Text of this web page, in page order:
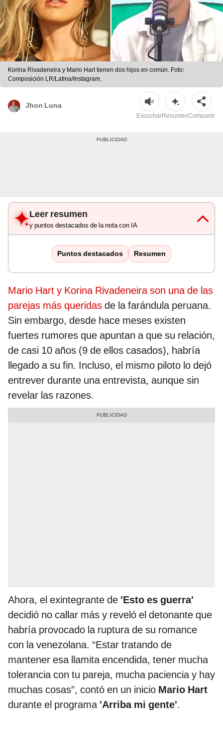
Korina Rivadeneira y Mario Hart tienen dos hijos en común. Foto:
Composición LR/Latina/Instagram.
Jhon Luna
EscucharResumenCompartir
Leer resumen
y puntos destacados de la nota con IA
Puntos destacados Resumen
Mario Hart y Korina Rivadeneira son una de las
parejas más queridas de la farándula peruana.
Sin embargo, desde hace meses existen
fuertes rumores que apuntan a que su relación,
de casi 10 años (9 de ellos casados), habría
llegado a su fin. Incluso, el mismo piloto lo dejó
entrever durante una entrevista, aunque sin
revelar las razones.
Ahora, el exintegrante de 'Esto es guerra'
decidió no callar más y reveló el detonante que
habría provocado la ruptura de su romance
con la venezolana. “Estar tratando de
mantener esa llamita encendida, tener mucha
tolerancia con tu pareja, mucha paciencia y hay
muchas cosas”, contó en un inicio Mario Hart
durante el programa 'Arriba mi gente'.